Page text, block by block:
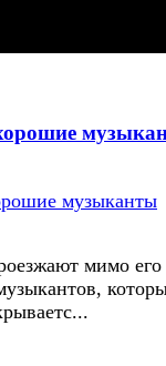
мимо его